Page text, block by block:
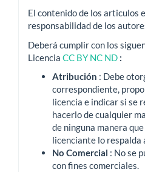
El contenido de los articulos
responsabilidad de los
Deberá cumplir con los
Licencia CC BY NC ND :
Atribución : Debe
correspondiente,
licencia e indicar si se
hacerlo de cualquier
de ninguna manera
licenciante lo respalda
No Comercial : No se
con fines comerciales.